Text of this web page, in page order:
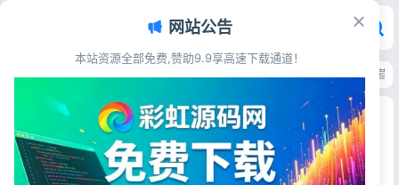
首页>源码资源>发卡系统>彩虹自助下单6.1.5源码 免授权破解版完整运营
彩虹自助下单6.1.5源码 免授权破解版完整运营程序
彩虹源码网
2026-05-26更新于2026-06-26 21阅读
网站公告
本站资源全部免费,赞助9.9享高速下载通道！